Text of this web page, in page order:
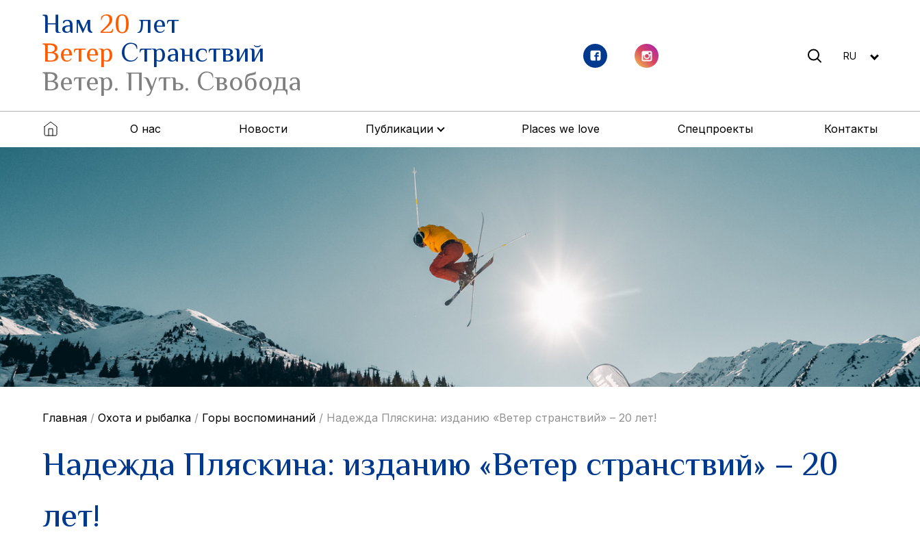
Нам20лет
Ветер Странствий
Ветер. Путь. Свобода
RU
О нас Новости Публикации Places we love Спецпроекты Контакты
Главная / Охота и рыбалка / Горы воспоминаний / Надежда Пляскина: изданию «Ветер странствий» – 20 лет!
Надежда Пляскина: изданию «Ветер странствий» – 20
лет!